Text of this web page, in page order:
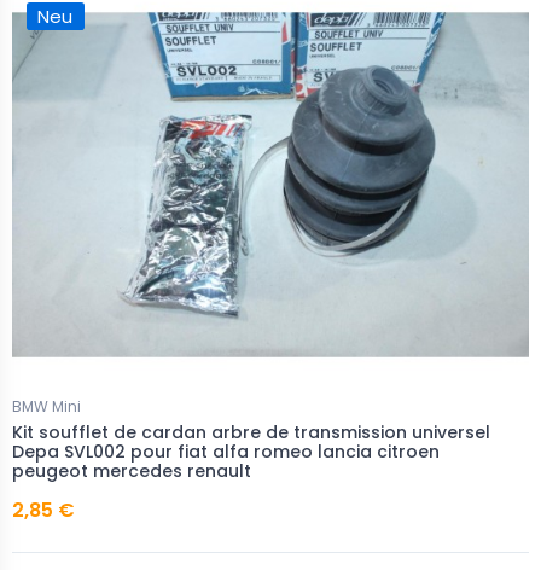
Neu
BMW Mini
Kit soufflet de cardan arbre de transmission universel
Depa SVL002 pour fiat alfa romeo lancia citroen
peugeot mercedes renault
2,85 €